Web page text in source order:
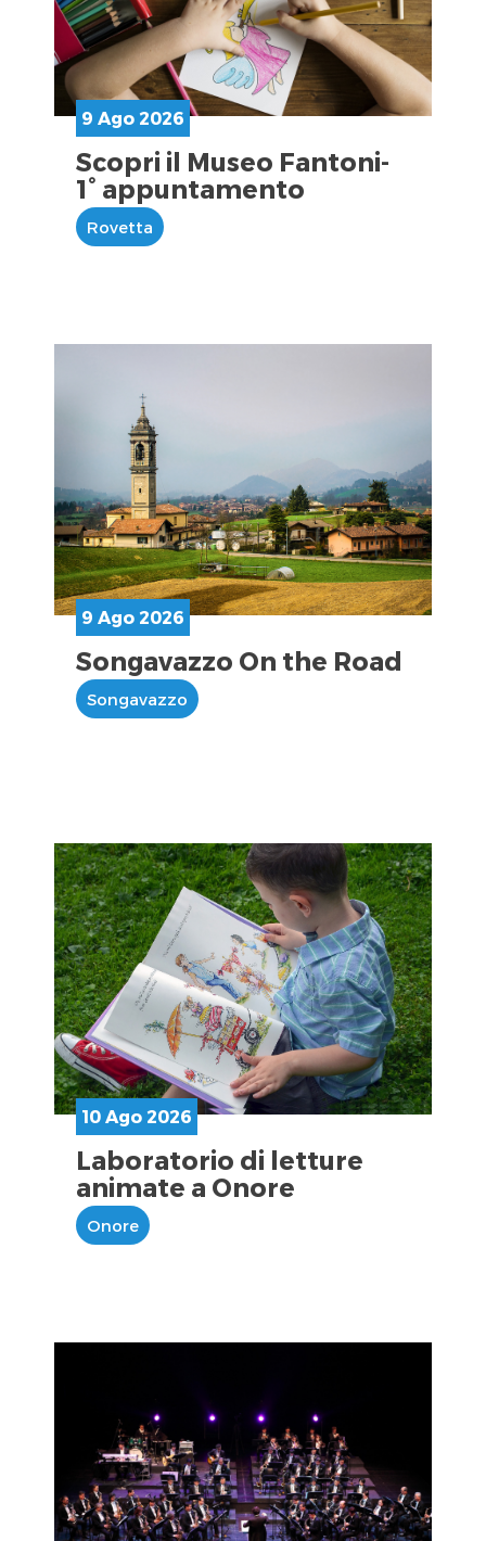
9 Ago 2026
Scopri il Museo Fantoni-
1° appuntamento
Rovetta
9 Ago 2026
Songavazzo On the Road
Songavazzo
10 Ago 2026
Laboratorio di letture
animate a Onore
Onore